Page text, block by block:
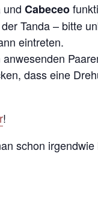
und Cabeceo
Tanda – bitte
eintreten.
dass eine
!
schon